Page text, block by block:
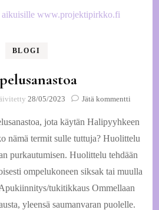
BLOGI
28/05/2023 Jätä kommentti
jota käytän Halipyyhkeen
nämä termit sulle tuttuja? Huolittelu
purkautumisen. Huolittelu tehdään
ompelukoneen siksak tai muulla
tukitikkaus Ommellaan
yleensä saumanvaran puolelle.